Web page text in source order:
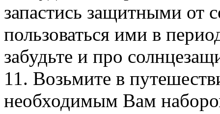
запастись защитными от
пользоваться ими в
забудьте и про
11. Возьмите в
необходимым Вам